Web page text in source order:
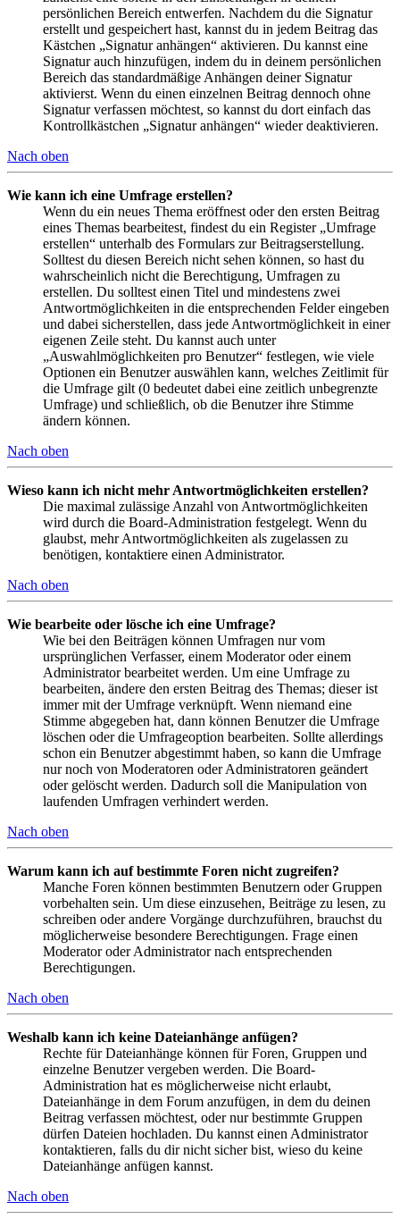
persönlichen Bereich entwerfen. Nachdem du die Signatur
erstellt und gespeichert hast, kannst du in jedem Beitrag das
Kästchen „Signatur anhängen“ aktivieren. Du kannst eine
Signatur auch hinzufügen, indem du in deinem persönlichen
Bereich das standardmäßige Anhängen deiner Signatur
aktivierst. Wenn du einen einzelnen Beitrag dennoch ohne
Signatur verfassen möchtest, so kannst du dort einfach das
Kontrollkästchen „Signatur anhängen“ wieder deaktivieren.
Nach oben
Wie kann ich eine Umfrage erstellen?
Wenn du ein neues Thema eröffnest oder den ersten Beitrag
eines Themas bearbeitest, findest du ein Register „Umfrage
erstellen“ unterhalb des Formulars zur Beitragserstellung.
Solltest du diesen Bereich nicht sehen können, so hast du
wahrscheinlich nicht die Berechtigung, Umfragen zu
erstellen. Du solltest einen Titel und mindestens zwei
Antwortmöglichkeiten in die entsprechenden Felder eingeben
und dabei sicherstellen, dass jede Antwortmöglichkeit in einer
eigenen Zeile steht. Du kannst auch unter
„Auswahlmöglichkeiten pro Benutzer“ festlegen, wie viele
Optionen ein Benutzer auswählen kann, welches Zeitlimit für
die Umfrage gilt (0 bedeutet dabei eine zeitlich unbegrenzte
Umfrage) und schließlich, ob die Benutzer ihre Stimme
ändern können.
Nach oben
Wieso kann ich nicht mehr Antwortmöglichkeiten erstellen?
Die maximal zulässige Anzahl von Antwortmöglichkeiten
wird durch die Board-Administration festgelegt. Wenn du
glaubst, mehr Antwortmöglichkeiten als zugelassen zu
benötigen, kontaktiere einen Administrator.
Nach oben
Wie bearbeite oder lösche ich eine Umfrage?
Wie bei den Beiträgen können Umfragen nur vom
ursprünglichen Verfasser, einem Moderator oder einem
Administrator bearbeitet werden. Um eine Umfrage zu
bearbeiten, ändere den ersten Beitrag des Themas; dieser ist
immer mit der Umfrage verknüpft. Wenn niemand eine
Stimme abgegeben hat, dann können Benutzer die Umfrage
löschen oder die Umfrageoption bearbeiten. Sollte allerdings
schon ein Benutzer abgestimmt haben, so kann die Umfrage
nur noch von Moderatoren oder Administratoren geändert
oder gelöscht werden. Dadurch soll die Manipulation von
laufenden Umfragen verhindert werden.
Nach oben
Warum kann ich auf bestimmte Foren nicht zugreifen?
Manche Foren können bestimmten Benutzern oder Gruppen
vorbehalten sein. Um diese einzusehen, Beiträge zu lesen, zu
schreiben oder andere Vorgänge durchzuführen, brauchst du
möglicherweise besondere Berechtigungen. Frage einen
Moderator oder Administrator nach entsprechenden
Berechtigungen.
Nach oben
Weshalb kann ich keine Dateianhänge anfügen?
Rechte für Dateianhänge können für Foren, Gruppen und
einzelne Benutzer vergeben werden. Die Board-
Administration hat es möglicherweise nicht erlaubt,
Dateianhänge in dem Forum anzufügen, in dem du deinen
Beitrag verfassen möchtest, oder nur bestimmte Gruppen
dürfen Dateien hochladen. Du kannst einen Administrator
kontaktieren, falls du dir nicht sicher bist, wieso du keine
Dateianhänge anfügen kannst.
Nach oben